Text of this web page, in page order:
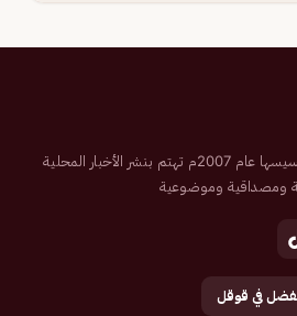
صحيفة إلكترونية سعودية تم تأسيسها عام 2007م تهتم بنشر الأخبار المحلية
ومصداقية وموضوعية
في قوقل